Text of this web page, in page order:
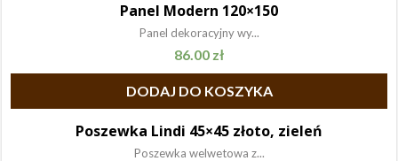
Panel Modern 120×150
Panel dekoracyjny wy...
86.00 zł
DODAJ DO KOSZYKA
Poszewka Lindi 45×45 złoto, zieleń
Poszewka welwetowa z...